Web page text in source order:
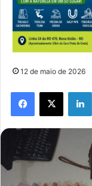
12 de maio de 2026
Facebook
X